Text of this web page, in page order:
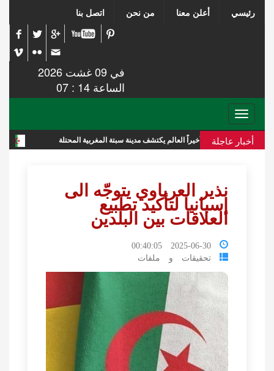
رئيسي أعلن معنا من نحن اتصل بنا
في 09 غشت 2026
الساعة 14 : 07
Toggle
navigation
أخبار عاجلة تقرير أخيراً العالم يكتشف مدينة سبتة المغربية المحتلة
نذير العرباوي يتوجّه الى
إسبانيا لتأكيد تطبيع
العلاقات بين البلدين
2025-06-30 00:40:05
تحقيقات و ملفات